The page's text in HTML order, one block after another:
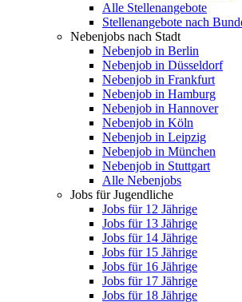
Alle Stellenangebote
Stellenangebote nach
Nebenjobs nach Stadt
Nebenjob in Berlin
Nebenjob in Düsseldorf
Nebenjob in Frankfurt
Nebenjob in Hamburg
Nebenjob in Hannover
Nebenjob in Köln
Nebenjob in Leipzig
Nebenjob in München
Nebenjob in Stuttgart
Alle Nebenjobs
Jobs für Jugendliche
Jobs für 12 Jährige
Jobs für 13 Jährige
Jobs für 14 Jährige
Jobs für 15 Jährige
Jobs für 16 Jährige
Jobs für 17 Jährige
Jobs für 18 Jährige